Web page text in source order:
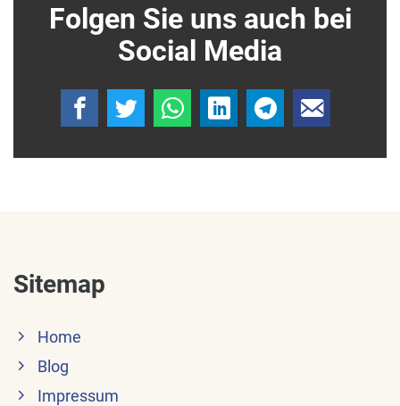
Folgen Sie uns auch bei
Social Media
Sitemap
Home
Blog
Impressum